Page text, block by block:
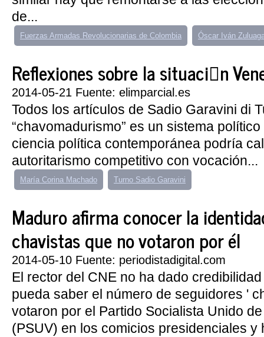
de...
Fuerzas Armadas Revolucionarias de Colombia Óscar Iván
Reflexiones sobre la situaci󮠥n
2014-05-21 Fuente: elimparcial.es
Todos los artículos de Sadio Garavini di
“chavomadurismo” es un sistema
ciencia política contemporánea podría
autoritarismo competitivo con vocación...
María Corina Machado Turno Sadio Garavini
Maduro afirma conocer la
chavistas que no votaron por él
2014-05-10 Fuente: periodistadigital.com
El rector del CNE no ha dado
pueda saber el número de seguidores '
votaron por el Partido Socialista Unido
(PSUV) en los comicios presidenciales y